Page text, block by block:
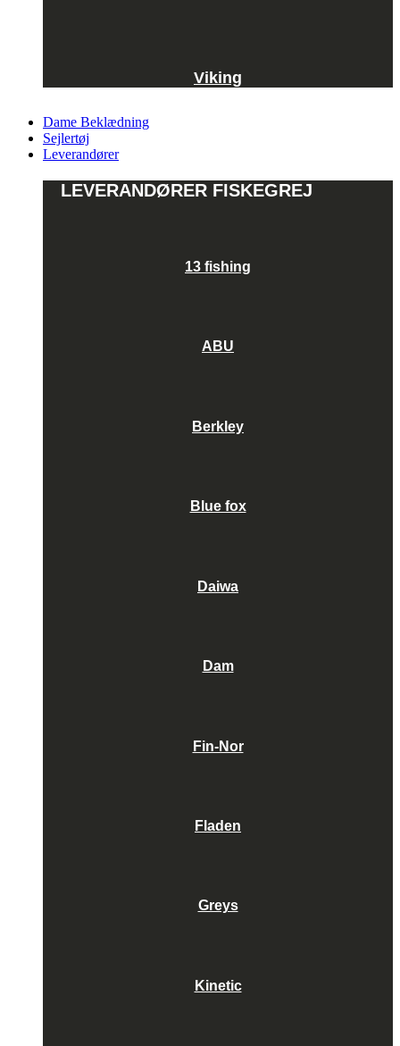
Viking
Dame Beklædning
Sejlertøj
Leverandører
LEVERANDØRER FISKEGREJ
13 fishing
ABU
Berkley
Blue fox
Daiwa
Dam
Fin-Nor
Fladen
Greys
Kinetic